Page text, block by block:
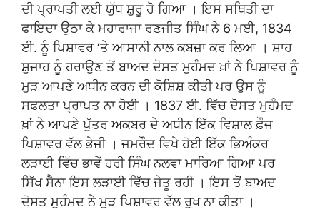
ਦੀ ਪ੍ਰਾਪਤੀ ਲਈ ਯੁੱਧ ਸ਼ੁਰੂ ਹੋ ਗਿਆ । ਇਸ ਸਥਿਤੀ ਦਾ
ਫਾਇਦਾ ਉਠਾ ਕੇ ਮਹਾਰਾਜਾ ਰਣਜੀਤ ਸਿੰਘ ਨੇ 6 ਮਈ, 1834
ਈ. ਨੂੰ ਪਿਸ਼ਾਵਰ ‘ਤੇ ਆਸਾਨੀ ਨਾਲ ਕਬਜ਼ਾ ਕਰ ਲਿਆ । ਸ਼ਾਹ
ਸ਼ੁਜਾਹ ਨੂੰ ਹਰਾਉਣ ਤੋਂ ਬਾਅਦ ਦੋਸਤ ਮੁਹੰਮਦ ਖ਼ਾਂ ਨੇ ਪਿਸ਼ਾਵਰ ਨੂੰ
ਮੁੜ ਆਪਣੇ ਅਧੀਨ ਕਰਨ ਦੀ ਕੋਸ਼ਿਸ਼ ਕੀਤੀ ਪਰ ਉਸ ਨੂੰ
ਸਫਲਤਾ ਪ੍ਰਾਪਤ ਨਾ ਹੋਈ । 1837 ਈ. ਵਿੱਚ ਦੋਸਤ ਮੁਹੰਮਦ
ਖ਼ਾਂ ਨੇ ਆਪਣੇ ਪੁੱਤਰ ਅਕਬਰ ਦੇ ਅਧੀਨ ਇੱਕ ਵਿਸ਼ਾਲ ਫ਼ੌਜ
ਪਿਸ਼ਾਵਰ ਵੱਲ ਭੇਜੀ । ਜਮਰੌਦ ਵਿਖੇ ਹੋਈ ਇੱਕ ਭਿਅੰਕਰ
ਲੜਾਈ ਵਿੱਚ ਭਾਵੇਂ ਹਰੀ ਸਿੰਘ ਨਲਵਾ ਮਾਰਿਆ ਗਿਆ ਪਰ
ਸਿੱਖ ਸੈਨਾ ਇਸ ਲੜਾਈ ਵਿੱਚ ਜੇਤੂ ਰਹੀ । ਇਸ ਤੋਂ ਬਾਅਦ
ਦੋਸਤ ਮੁਹੰਮਦ ਨੇ ਮੁੜ ਪਿਸ਼ਾਵਰ ਵੱਲ ਰੁਖ ਨਾ ਕੀਤਾ ।